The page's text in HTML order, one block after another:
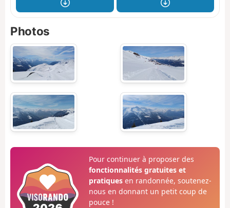
Photos
Pour continuer à proposer des
fonctionnalités gratuites et
pratiquesen randonnée, soutenez-
nous en donnant un petit coup de
pouce !